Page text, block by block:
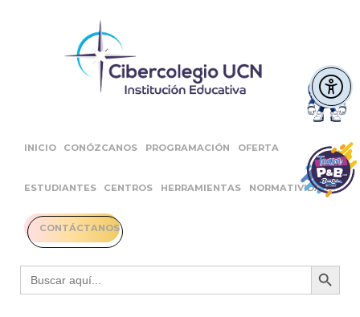
INICIO CONÓZCANOS PROGRAMACIÓN OFERTA
ESTUDIANTES CENTROS HERRAMIENTAS NORMATIVIDAD
CONTÁCTANOS
Buscar: Botón